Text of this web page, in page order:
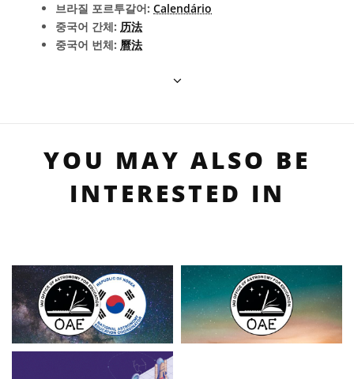
브라질 포르투갈어: Calendário
중국어 간체: 历法
중국어 번체: 曆法
YOU MAY ALSO BE
INTERESTED IN